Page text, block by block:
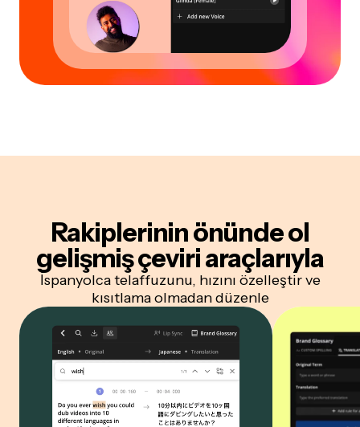
Rakiplerinin önünde ol
gelişmiş çeviri araçlarıyla
İspanyolca telaffuzunu, hızını özelleştir ve
kısıtlama olmadan düzenle